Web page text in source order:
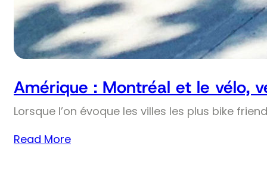
Amérique : Montréal et le vélo,
Lorsque l’on évoque les villes les plus bike
Read More